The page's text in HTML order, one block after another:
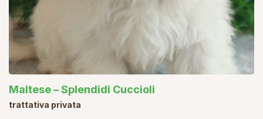
Maltese – Splendidi Cuccioli
trattativa privata